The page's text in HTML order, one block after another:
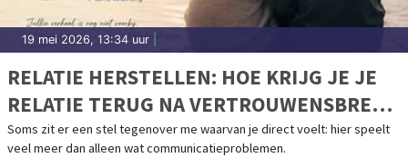
19 mei 2026, 13:34 uur
RELATIE HERSTELLEN: HOE KRIJG JE JE
RELATIE TERUG NA VERTROUWENSBREUK
EN AFSTAND?
Soms zit er een stel tegenover me waarvan je direct voelt: hier speelt
veel meer dan alleen wat communicatieproblemen.